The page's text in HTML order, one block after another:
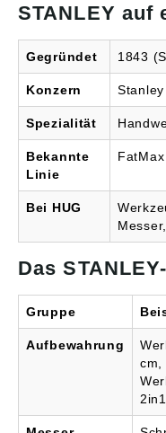
STANLEY auf
Gegründet 1843
Konzern
Spezialität
Bekannte
Linie
FatMax
Bei HUG
Das
Gruppe
Aufbewahrung
cm,
2in1